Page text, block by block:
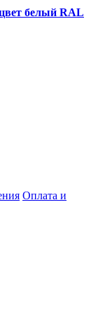
белый RAL
Оплата и